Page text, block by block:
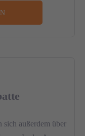
außerdem über